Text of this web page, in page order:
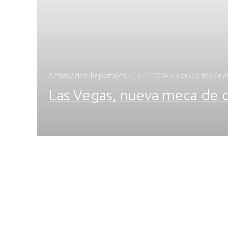
Actividades, Reportajes - Posted
17.11.2024 - Juan-Carlos
Las Vegas, nueva meca de